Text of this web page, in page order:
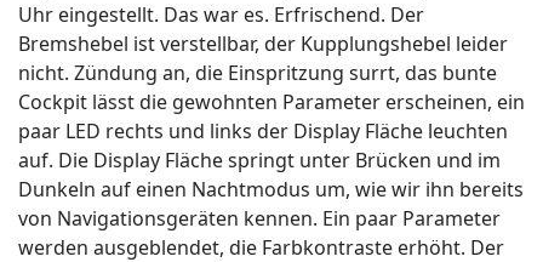
Uhr eingestellt. Das war es. Erfrischend. Der
Bremshebel ist verstellbar, der Kupplungshebel leider
nicht. Zündung an, die Einspritzung surrt, das bunte
Cockpit lässt die gewohnten Parameter erscheinen, ein
paar LED rechts und links der Display Fläche leuchten
auf. Die Display Fläche springt unter Brücken und im
Dunkeln auf einen Nachtmodus um, wie wir ihn bereits
von Navigationsgeräten kennen. Ein paar Parameter
werden ausgeblendet, die Farbkontraste erhöht. Der